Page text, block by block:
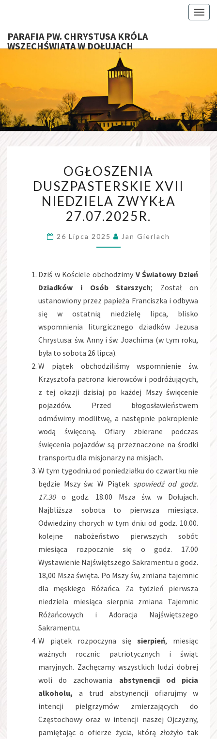
PARAFIA PW. CHRYSTUSA KRÓLA
WSZECHŚWIATA W DOŁUJACH
W
DUSZPASTERSKIE
XVII
NIEDZIELA
ZWYKŁA
OGŁOSZENIA
DUSZPASTERSKIE XVII
NIEDZIELA ZWYKŁA
27.07.2025R.
26 Lipca 2025 Jan Gierlach
Dziś w Kościele obchodzimy V Światowy Dzień
Dziadków i Osób Starszych; Został on
ustanowiony przez papieża Franciszka i odbywa
się w ostatnią niedzielę lipca, blisko
wspomnienia liturgicznego dziadków Jezusa
Chrystusa: św. Anny i św. Joachima (w tym roku,
była to sobota 26 lipca).
W piątek obchodziliśmy wspomnienie św.
Krzysztofa patrona kierowców i podróżujących,
z tej okazji dzisiaj po każdej Mszy święcenie
pojazdów. Przed błogosławieństwem
odmówimy modlitwę, a następnie pokropienie
wodą święconą. Ofiary zbierane podczas
święcenia pojazdów są przeznaczone na środki
transportu dla misjonarzy na misjach.
W tym tygodniu od poniedziałku do czwartku nie
będzie Mszy św. W Piątek spowiedź od godz.
17.30o godz. 18.00 Msza św. w Dołujach.
Najbliższa sobota to pierwsza miesiąca.
Odwiedziny chorych w tym dniu od godz. 10.00.
kolejne nabożeństwo pierwszych sobót
miesiąca rozpocznie się o godz. 17.00
Wystawienie Najświętszego Sakramentu o godz.
18,00 Msza święta. Po Mszy św, zmiana tajemnic
dla męskiego Różańca. Za tydzień pierwsza
niedziela miesiąca sierpnia zmiana Tajemnic
Różańcowych i Adoracja Najświętszego
Sakramentu.
W piątek rozpoczyna się sierpień, miesiąc
ważnych rocznic patriotycznych i świąt
maryjnych. Zachęcamy wszystkich ludzi dobrej
woli do zachowania abstynencji od picia
alkoholu, a trud abstynencji ofiarujmy w
intencji pielgrzymów zmierzających do
Częstochowy oraz w intencji naszej Ojczyzny,
pamiętając o ofierze życia, którą złożyło tak